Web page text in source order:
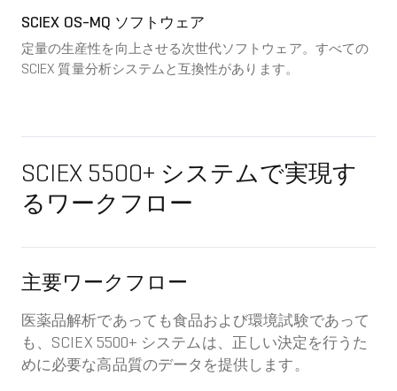
SCIEX OS-MQ ソフトウェア
定量の生産性を向上させる次世代ソフトウェア。すべての
SCIEX 質量分析システムと互換性があります。
SCIEX 5500+ システムで実現す
るワークフロー
主要ワークフロー
医薬品解析であっても食品および環境試験であって
も、SCIEX 5500+ システムは、正しい決定を行うた
めに必要な高品質のデータを提供します。